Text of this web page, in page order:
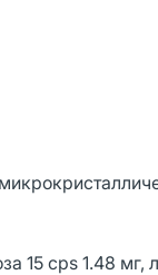
cps 1.48 мг,